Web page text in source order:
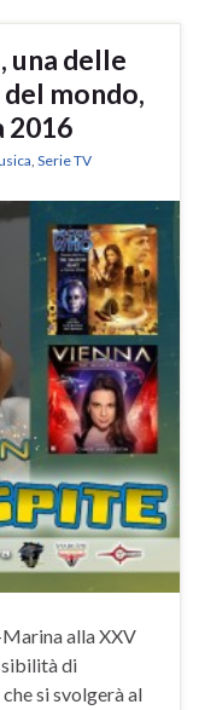
una delle
mondo,
2016
Serie TV
alla XXV
di
si svolgerà al